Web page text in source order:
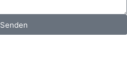
Senden